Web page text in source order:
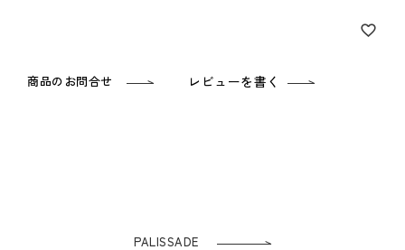
商品のお問合せ レビューを書く
PALISSADE